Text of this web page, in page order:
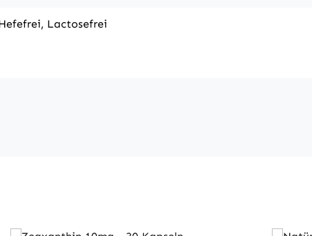
Lactosefrei